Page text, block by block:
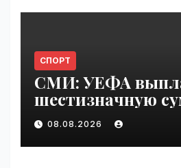
СПОРТ
СМИ: УЕФА
шестизначную
любовнице
VseTime.ru
08.08.2026